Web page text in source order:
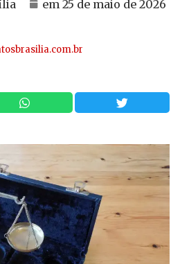
em 25 de maio de 2026